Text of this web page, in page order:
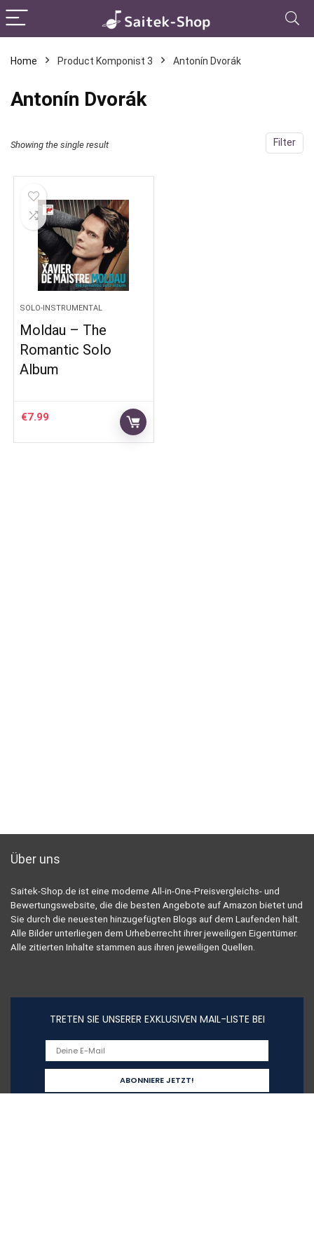
Home Product Komponist 3 Antonín Dvorák
Antonín Dvorák
Filter
Showing the single result
SOLO-INSTRUMENTAL
Moldau – The
Romantic Solo
Album
€7.99
Über uns
Saitek-Shop.de ist eine moderne All-in-One-Preisvergleichs- und
Bewertungswebsite, die die besten Angebote auf Amazon bietet und
Sie durch die neuesten hinzugefügten Blogs auf dem Laufenden hält.
Alle Bilder unterliegen dem Urheberrecht ihrer jeweiligen Eigentümer.
Alle zitierten Inhalte stammen aus ihren jeweiligen Quellen.
TRETEN SIE UNSERER EXKLUSIVEN MAIL-LISTE BEI